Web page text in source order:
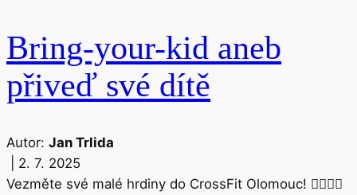
Bring-your-kid aneb
přiveď své dítě
Autor: Jan Trlida
2. 7. 2025
Vezměte své malé hrdiny do CrossFit Olomouc! 🦸‍♀️🦸‍♂️